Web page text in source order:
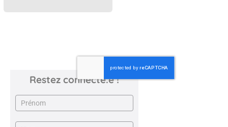
Restez connecté.e !